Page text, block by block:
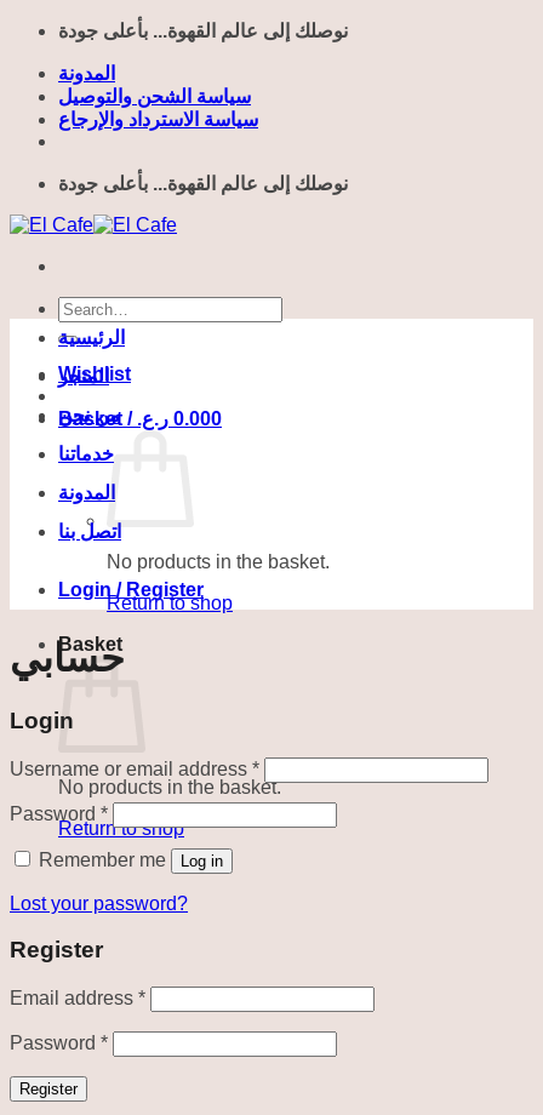
Skip
content
نوصلك إلى عالم القهوة... بأعلى جودة
المدونة
سياسة الشحن والتوصيل
سياسة الاسترداد والإرجاع
نوصلك إلى عالم القهوة... بأعلى جودة
Search
for:
Wishlist
Basket / 0.000 ر.ع.
No products in the basket.
Return to shop
Basket
No products in the basket.
Return to shop
الرئيسية
المتجر
من نحن
خدماتنا
المدونة
اتصل بنا
Login / Register
حسابي
Login
Username or email address *Required
Password *Required
Remember me Log in
Lost your password?
Register
Email address *Required
Password *Required
Register